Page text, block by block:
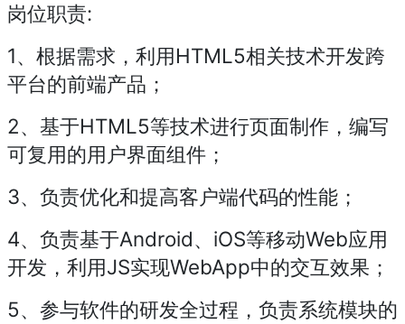
岗位职责:
1、根据需求，利用HTML5相关技术开发跨
平台的前端产品；
2、基于HTML5等技术进行页面制作，编写
可复用的用户界面组件；
3、负责优化和提高客户端代码的性能；
4、负责基于Android、iOS等移动Web应用
开发，利用JS实现WebApp中的交互效果；
5、参与软件的研发全过程，负责系统模块的